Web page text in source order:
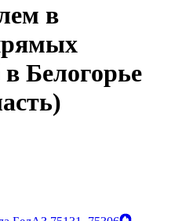
в
в Белогорье